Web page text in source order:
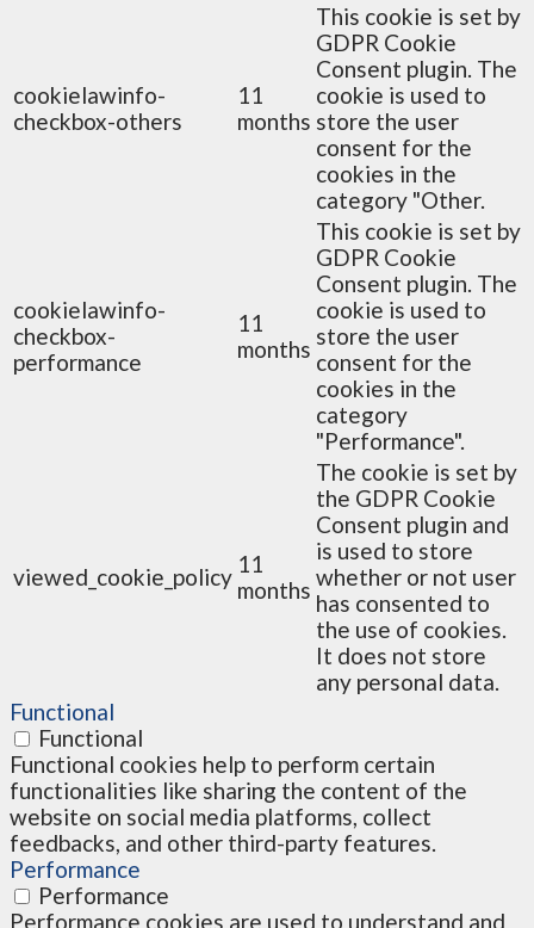
cookielawinfo-
checkbox-others
11
months
This cookie is set by
GDPR Cookie
Consent plugin. The
cookie is used to
store the user
consent for the
cookies in the
category "Other.
cookielawinfo-
checkbox-
performance
11
months
This cookie is set by
GDPR Cookie
Consent plugin. The
cookie is used to
store the user
consent for the
cookies in the
category
"Performance".
viewed_cookie_policy 11
months
The cookie is set by
the GDPR Cookie
Consent plugin and
is used to store
whether or not user
has consented to
the use of cookies.
It does not store
any personal data.
Functional
Functional
Functional cookies help to perform certain
functionalities like sharing the content of the
website on social media platforms, collect
feedbacks, and other third-party features.
Performance
Performance
Performance cookies are used to understand and